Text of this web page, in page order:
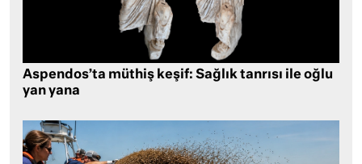
Aspendos’ta müthiş keşif: Sağlık tanrısı ile oğlu
yan yana